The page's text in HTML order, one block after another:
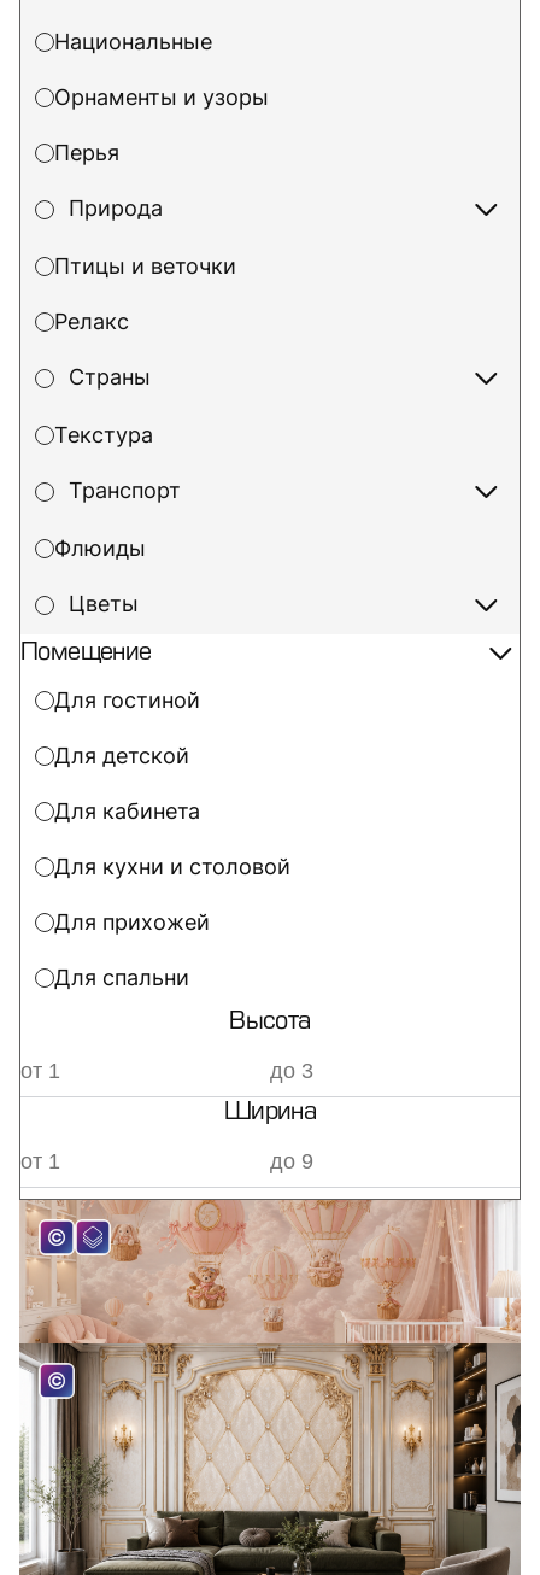
Помещение
Для гостиной
Для детской
Для кабинета
Для кухни и столовой
Для прихожей
Для спальни
Высота
Ширина
Национальные
Орнаменты и узоры
Перья
Природа
Птицы и веточки
Релакс
Страны
Текстура
Транспорт
Флюиды
Цветы